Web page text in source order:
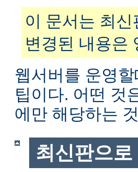
이 문서는 최
변경된 내용은
웹서버를 운영
팁이다. 어떤 것
에만 해당하는
최신판으로